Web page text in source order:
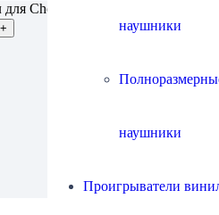
наушники
наушники
Проигрыватели
Chord Electronics Hugo 2